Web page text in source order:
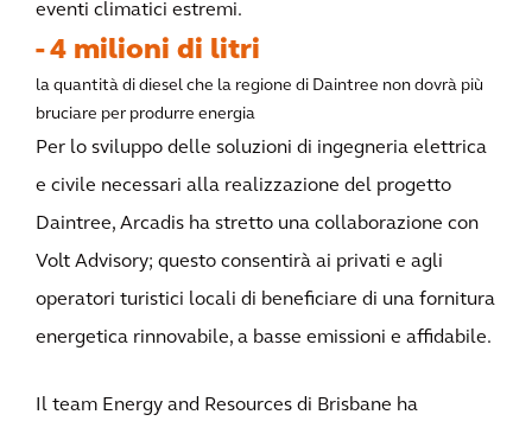
eventi climatici estremi.
- 4 milioni di litri
la quantità di diesel che la regione di Daintree non dovrà più
bruciare per produrre energia
Per lo sviluppo delle soluzioni di ingegneria elettrica
e civile necessari alla realizzazione del progetto
Daintree, Arcadis ha stretto una collaborazione con
Volt Advisory; questo consentirà ai privati e agli
operatori turistici locali di beneficiare di una fornitura
energetica rinnovabile, a basse emissioni e affidabile.
Il team Energy and Resources di Brisbane ha